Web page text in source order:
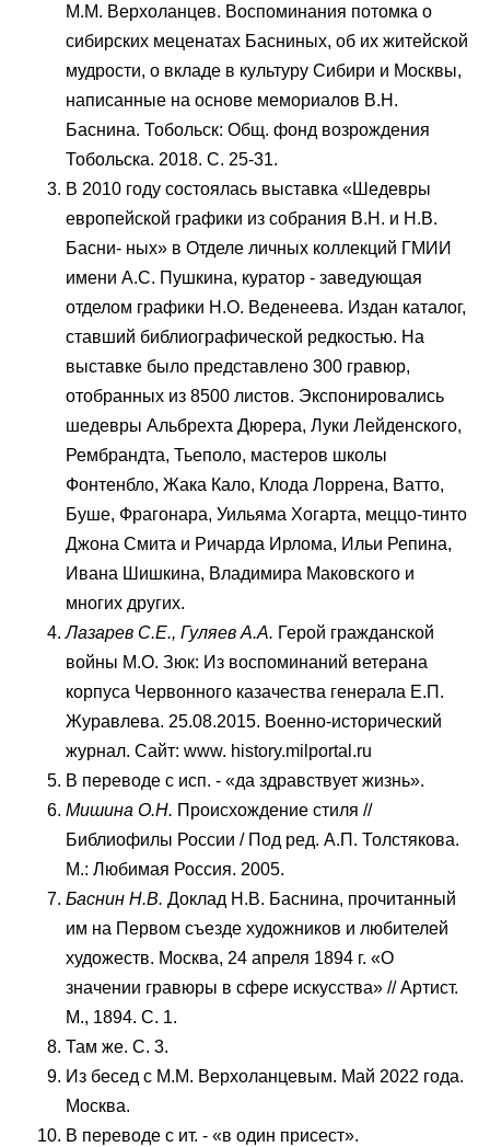
М.М. Верхоланцев. Воспоминания потомка о
сибирских меценатах Басниных, об их житейской
мудрости, о вкладе в культуру Сибири и Москвы,
написанные на основе мемориалов В.Н.
Баснина. Тобольск: Общ. фонд возрождения
Тобольска. 2018. С. 25-31.
В 2010 году состоялась выставка «Шедевры
европейской графики из собрания В.Н. и Н.В.
Басни- ных» в Отделе личных коллекций ГМИИ
имени А.С. Пушкина, куратор - заведующая
отделом графики Н.О. Веденеева. Издан каталог,
ставший библиографической редкостью. На
выставке было представлено 300 гравюр,
отобранных из 8500 листов. Экспонировались
шедевры Альбрехта Дюрера, Луки Лейденского,
Рембрандта, Тьеполо, мастеров школы
Фонтенбло, Жака Кало, Клода Лоррена, Ватто,
Буше, Фрагонара, Уильяма Хогарта, меццо-тинто
Джона Смита и Ричарда Ирлома, Ильи Репина,
Ивана Шишкина, Владимира Маковского и
многих других.
Лазарев С.Е., Гуляев А.А. Герой гражданской
войны М.О. Зюк: Из воспоминаний ветерана
корпуса Червонного казачества генерала Е.П.
Журавлева. 25.08.2015. Военно-исторический
журнал. Сайт: www. history.milportal.ru
В переводе с исп. - «да здравствует жизнь».
Мишина О.Н. Происхождение стиля //
Библиофилы России / Под ред. А.П. Толстякова.
М.: Любимая Россия. 2005.
Баснин Н.В. Доклад Н.В. Баснина, прочитанный
им на Первом съезде художников и любителей
художеств. Москва, 24 апреля 1894 г. «О
значении гравюры в сфере искусства» // Артист.
М., 1894. С. 1.
Там же. С. 3.
Из бесед с М.М. Верхоланцевым. Май 2022 года.
Москва.
В переводе с ит. - «в один присест».